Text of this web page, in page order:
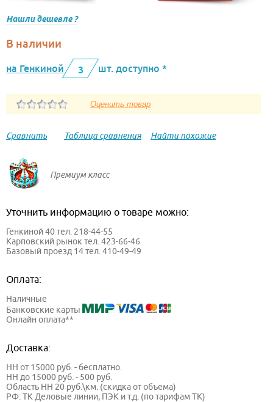
Нашли дешевле ?
В наличии
на Генкиной 3 шт. доступно *
Сравнить Таблица сравнения Найти похожие
Премиум класс
Уточнить информацию о товаре можно:
Генкиной 40 тел. 218-44-55
Карповский рынок тел. 423-66-46
Базовый проезд 14 тел. 410-49-49
Оплата:
Наличные
Банковские карты
Онлайн оплата**
Доставка:
НН от 15000 руб. - бесплатно.
НН до 15000 руб. - 500 руб.
Область НН 20 руб.\км. (скидка от объема)
РФ: ТК Деловые линии, ПЭК и т.д. (по тарифам ТК)